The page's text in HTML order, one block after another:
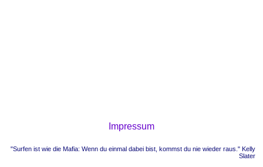
Impressum
"Surfen ist wie die Mafia: Wenn du einmal dabei bist, kommst du nie wieder raus." Kelly
Slater